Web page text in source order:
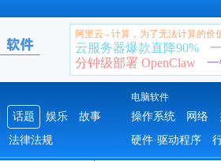
阿里云 - 计算，为了无法计算的价
云服务器爆款直降90%
分钟级部署 OpenClaw
电脑软件
话题 娱乐
故事
法律法规
操作系统 网络
硬件·驱动程序